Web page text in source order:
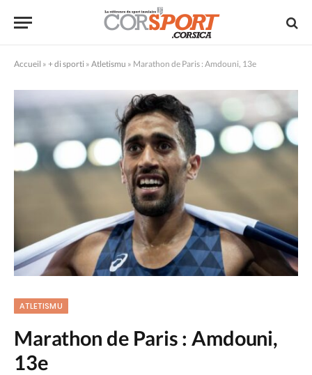
Accueil » + di sporti » Atletismu » Marathon de Paris : Amdouni, 13e
ATLETISMU
Marathon de Paris : Amdouni,
13e